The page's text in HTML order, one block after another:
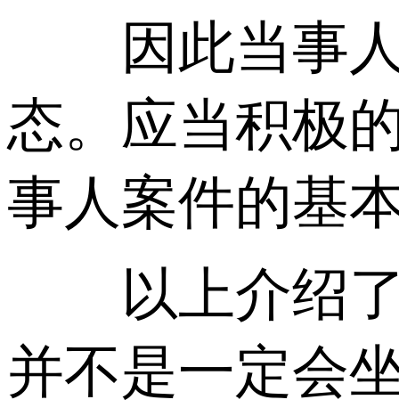
因此当事人
态。应当积极
事人案件的基
以上介绍了
并不是一定会